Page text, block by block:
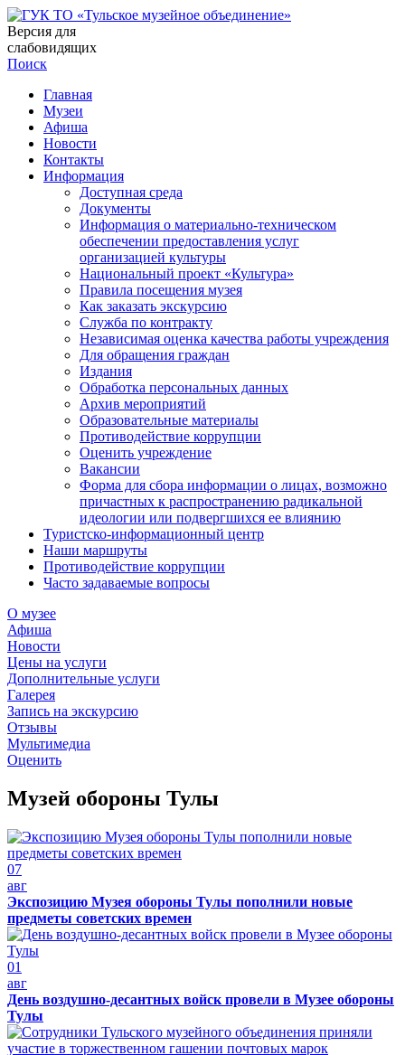
Версия для
слабовидящих
Поиск
Главная
Музеи
Афиша
Новости
Контакты
Информация
Доступная среда
Документы
Информация о материально-техническом
обеспечении предоставления услуг
организацией культуры
Национальный проект «Культура»
Правила посещения музея
Как заказать экскурсию
Служба по контракту
Независимая оценка качества работы учреждения
Для обращения граждан
Издания
Обработка персональных данных
Архив мероприятий
Образовательные материалы
Противодействие коррупции
Оценить учреждение
Вакансии
Форма для сбора информации о лицах, возможно
причастных к распространению радикальной
идеологии или подвергшихся ее влиянию
Туристско-информационный центр
Наши маршруты
Противодействие коррупции
Часто задаваемые вопросы
О музее
Афиша
Новости
Цены на услуги
Дополнительные услуги
Галерея
Запись на экскурсию
Отзывы
Мультимедиа
Оценить
Музей обороны Тулы
07
авг
Экспозицию Музея обороны Тулы пополнили новые
предметы советских времен
01
авг
День воздушно-десантных войск провели в Музее обороны
Тулы